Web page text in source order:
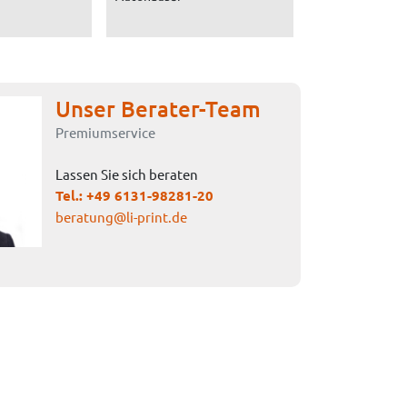
Unser Berater-Team
Premiumservice
Lassen Sie sich beraten
Tel.: +49 6131-98281-20
beratung@li-print.de